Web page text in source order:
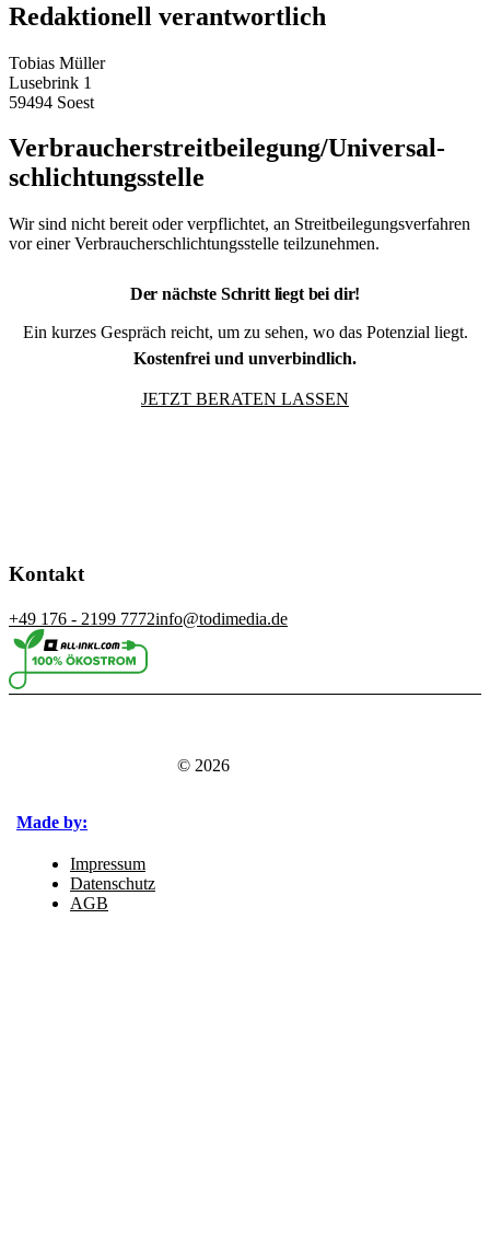
Redaktionell verantwortlich
Tobias Müller
Lusebrink 1
59494 Soest
Verbraucher­streit­beilegung/Universal­
schlichtungs­stelle
Wir sind nicht bereit oder verpflichtet, an Streitbeilegungsverfahren
vor einer Verbraucherschlichtungsstelle teilzunehmen.
Der nächste Schritt liegt bei dir!
Ein kurzes Gespräch reicht, um zu sehen, wo das Potenzial liegt.
Kostenfrei und unverbindlich.
JETZT BERATEN LASSEN
Kontakt
+49 176 - 2199 7772info@todimedia.de
Made by:
© 2026
Impressum
Datenschutz
AGB